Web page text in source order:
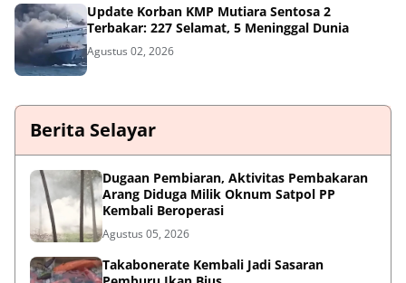
Update Korban KMP Mutiara Sentosa 2
Terbakar: 227 Selamat, 5 Meninggal Dunia
Agustus 02, 2026
Berita Selayar
Dugaan Pembiaran, Aktivitas Pembakaran
Arang Diduga Milik Oknum Satpol PP
Kembali Beroperasi
Agustus 05, 2026
Takabonerate Kembali Jadi Sasaran